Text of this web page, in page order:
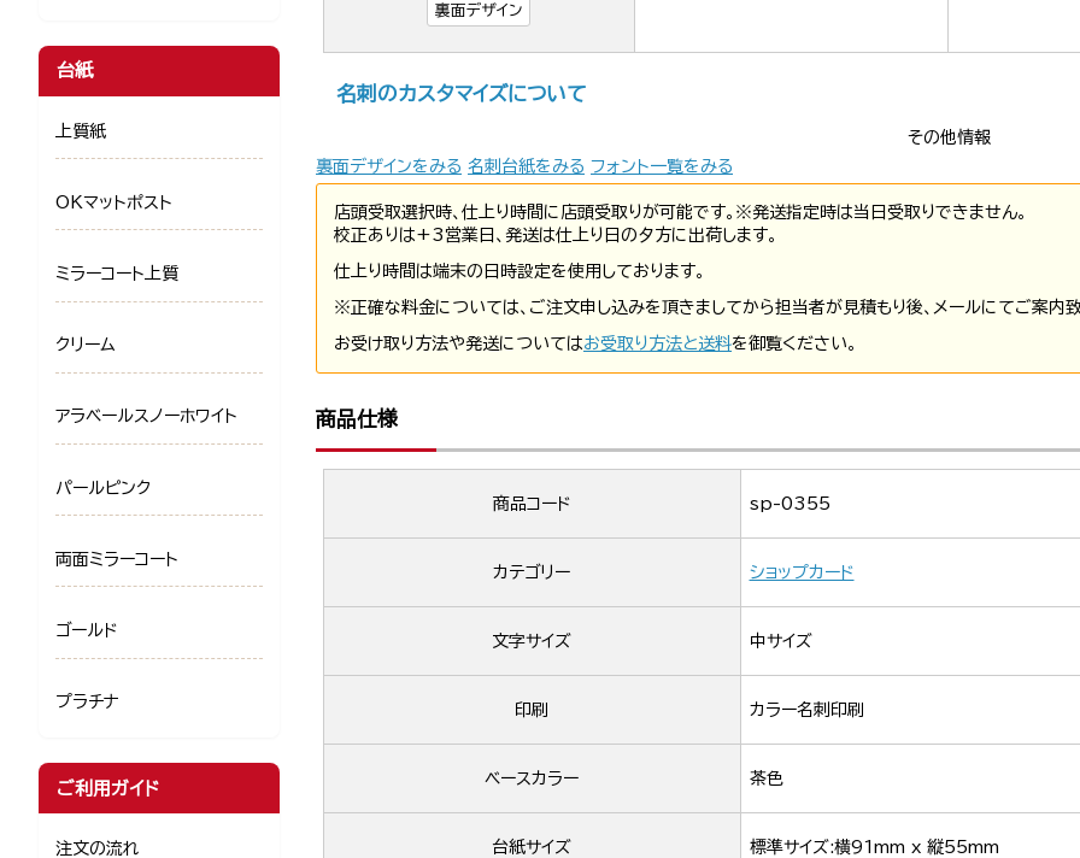
裏面デザイン
名刺のカスタマイズについて
その他情報
裏面デザインをみる 名刺台紙をみる フォント一覧をみる
店頭受取選択時、仕上り時間に店頭受取りが可能です。※発送指定時は当日受取りできません。
校正ありは+3営業日、発送は仕上り日の夕方に出荷します。
仕上り時間は端末の日時設定を使用しております。
※正確な料金については、ご注文申し込みを頂きましてから担当者が見積もり後、メールにてご案内致
お受け取り方法や発送についてはお受取り方法と送料を御覧ください。
商品仕様
商品コード sp-0355
カテゴリー ショップカード
文字サイズ 中サイズ
印刷 カラー名刺印刷
ベースカラー 茶色
台紙サイズ 標準サイズ:横91mm x 縦55mm
台紙
上質紙
OKマットポスト
ミラーコート上質
クリーム
アラベールスノーホワイト
パールピンク
両面ミラーコート
ゴールド
プラチナ
ご利用ガイド
注文の流れ